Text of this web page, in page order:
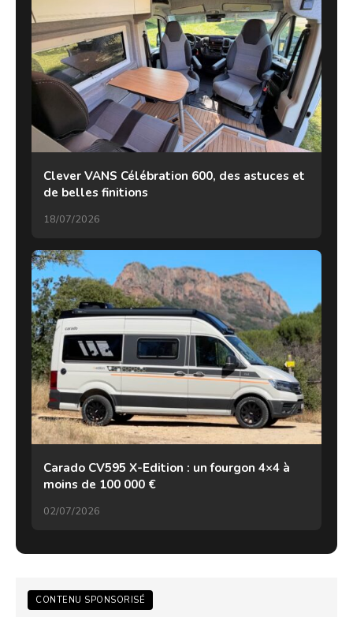
Clever VANS Célébration 600, des astuces et
de belles finitions
18/07/2026
Carado CV595 X-Edition : un fourgon 4×4 à
moins de 100 000 €
02/07/2026
CONTENU SPONSORISÉ